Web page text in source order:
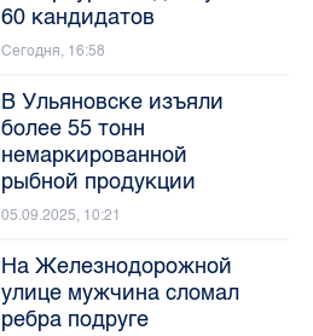
60 кандидатов
Сегодня, 16:58
В Ульяновске изъяли
более 55 тонн
немаркированной
рыбной продукции
05.09.2025, 10:21
На Железнодорожной
улице мужчина сломал
ребра подруге